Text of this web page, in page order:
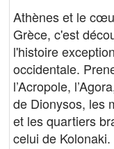
Athènes et le
Grèce, c'est
l'histoire
occidentale.
l’Acropole,
de Dionysos, les
et les quartiers
celui de Kolonaki.